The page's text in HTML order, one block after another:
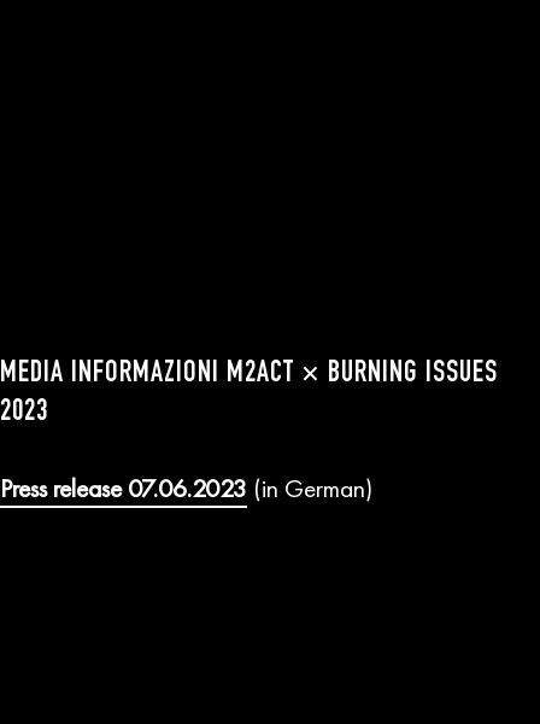
MEDIA INFORMAZIONI M2ACT × BURNING ISSUES
2023
Press release 07.06.2023 (in German)